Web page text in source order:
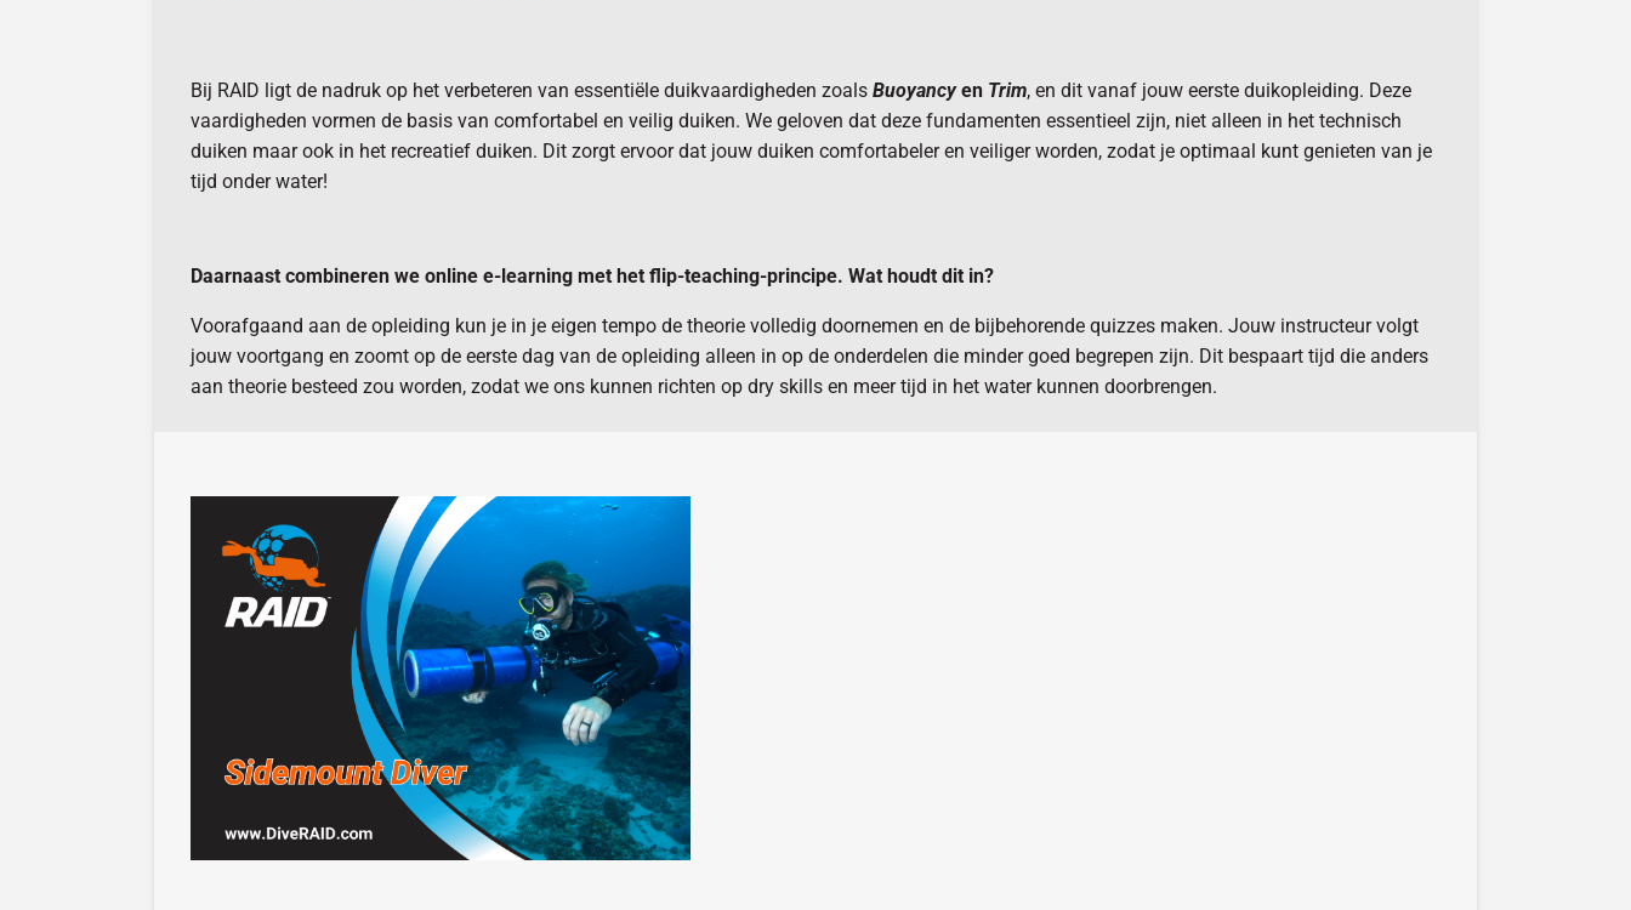
Bij RAID ligt de nadruk op het verbeteren van essentiële duikvaardigheden zoals Buoyancy en Trim, en dit vanaf jouw eerste duikopleiding. Deze
vaardigheden vormen de basis van comfortabel en veilig duiken. We geloven dat deze fundamenten essentieel zijn, niet alleen in het technisch
duiken maar ook in het recreatief duiken. Dit zorgt ervoor dat jouw duiken comfortabeler en veiliger worden, zodat je optimaal kunt genieten van je
tijd onder water!
Daarnaast combineren we online e-learning met het flip-teaching-principe. Wat houdt dit in?
Voorafgaand aan de opleiding kun je in je eigen tempo de theorie volledig doornemen en de bijbehorende quizzes maken. Jouw instructeur volgt
jouw voortgang en zoomt op de eerste dag van de opleiding alleen in op de onderdelen die minder goed begrepen zijn. Dit bespaart tijd die anders
aan theorie besteed zou worden, zodat we ons kunnen richten op dry skills en meer tijd in het water kunnen doorbrengen.